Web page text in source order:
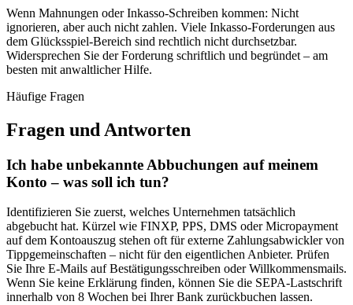
Wenn Mahnungen oder Inkasso-Schreiben kommen: Nicht
ignorieren, aber auch nicht zahlen. Viele Inkasso-Forderungen aus
dem Glücksspiel-Bereich sind rechtlich nicht durchsetzbar.
Widersprechen Sie der Forderung schriftlich und begründet – am
besten mit anwaltlicher Hilfe.
Häufige Fragen
Fragen und Antworten
Ich habe unbekannte Abbuchungen auf meinem
Konto – was soll ich tun?
Identifizieren Sie zuerst, welches Unternehmen tatsächlich
abgebucht hat. Kürzel wie FINXP, PPS, DMS oder Micropayment
auf dem Kontoauszug stehen oft für externe Zahlungsabwickler von
Tippgemeinschaften – nicht für den eigentlichen Anbieter. Prüfen
Sie Ihre E-Mails auf Bestätigungsschreiben oder Willkommensmails.
Wenn Sie keine Erklärung finden, können Sie die SEPA-Lastschrift
innerhalb von 8 Wochen bei Ihrer Bank zurückbuchen lassen.